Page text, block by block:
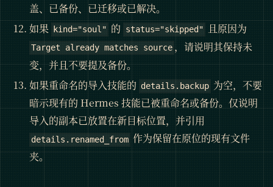
盖、已备份、已迁移或已解决。
如果
kind="soul" 的 status="skipped" 且原因为
Target already matches source ，请说明其保持未
变，并且不要提及备份。
如果重命名的导入技能的 details.backup 为空，不要
暗示现有的 Hermes 技能已被重命名或备份。仅说明
导入的副本已放置在新目标位置，并引用
details.renamed_from 作为保留在原位的现有文件
夹。